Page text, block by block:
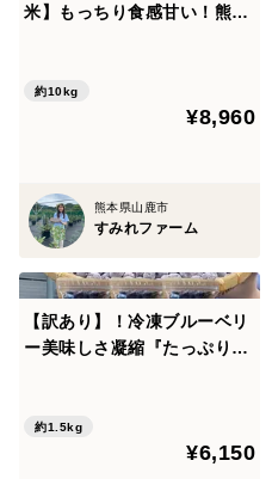
米】もっちり食感甘い！熊本
約10kg
¥8,960
熊本県山鹿市
すみれファーム
【訳あり】！冷凍ブルーベリ
ー美味しさ凝縮『たっぷり詰
約1.5kg
¥6,150